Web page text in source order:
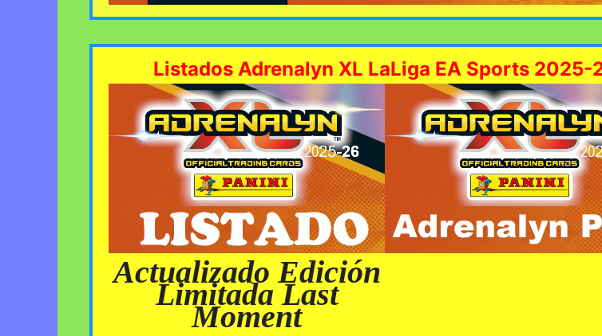
Listados Adrenalyn XL LaLiga EA Sports 2025-
Actualizado Edición
Limitada Last
Moment